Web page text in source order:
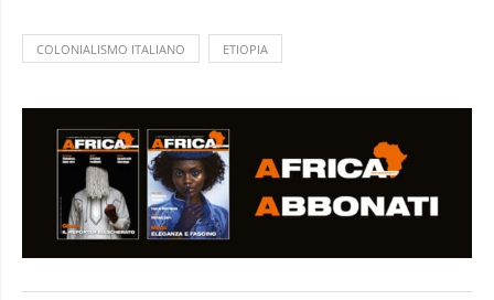
COLONIALISMO ITALIANO ETIOPIA